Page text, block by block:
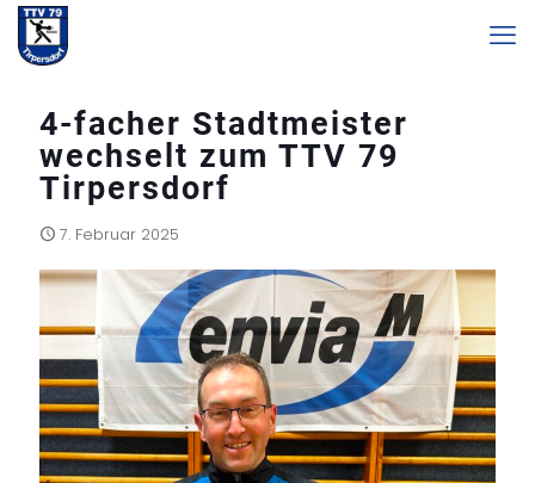
4-facher Stadtmeister
wechselt zum TTV 79
Tirpersdorf
7. Februar 2025